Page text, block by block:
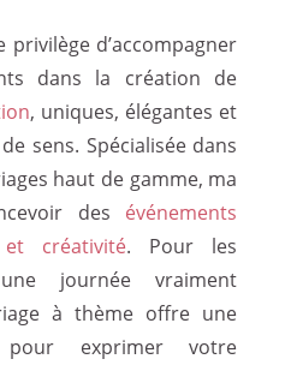
privilège d’accompagner
dans la création de
, uniques, élégantes et
sens. Spécialisée dans
haut de gamme, ma
des événements
créativité. Pour les
journée vraiment
à thème offre une
pour exprimer votre